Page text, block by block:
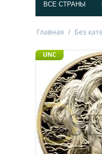
ВСЕ СТРАНЫ
Главная / Без
UNC